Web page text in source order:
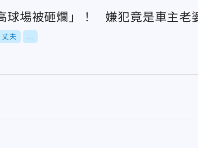
球場被砸爛」！ 嫌犯竟是車主老
丈夫